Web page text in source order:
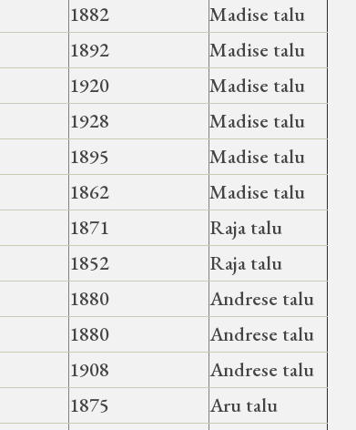
1882
Madise talu
1892
Madise talu
1920
Madise talu
1928
Madise talu
1895
Madise talu
1862
Madise talu
1871
Raja talu
1852
Raja talu
1880
Andrese talu
1880
Andrese talu
1908
Andrese talu
1875
Aru talu